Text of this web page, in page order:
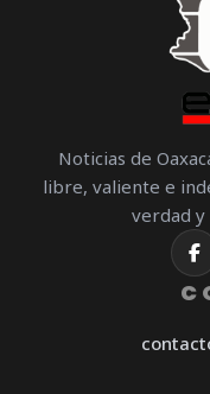
Noticias de
libre, valiente e
verdad y